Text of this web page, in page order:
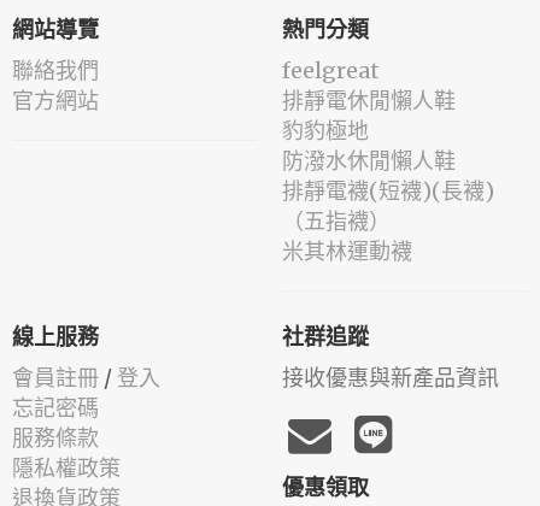
網站導覽
聯絡我們
官方網站
熱門分類
feelgreat
排靜電休閒懶人鞋
豹豹極地
防潑水休閒懶人鞋
排靜電襪(短襪)(長襪)
（五指襪）
米其林運動襪
線上服務
會員註冊 / 登入
忘記密碼
服務條款
隱私權政策
退換貨政策
社群追蹤
接收優惠與新產品資訊
優惠領取